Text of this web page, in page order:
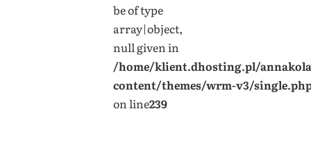
be of type
array|object,
null given in
/home/klient.dhosting.pl/
content/themes/wrm-v3/
on line239